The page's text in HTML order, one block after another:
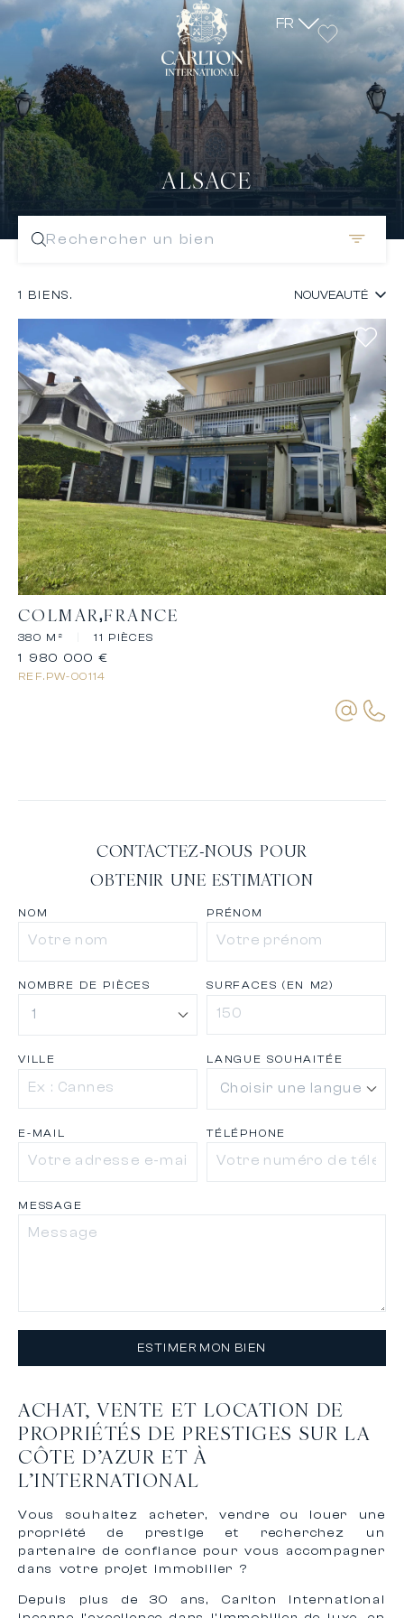
FR
Rechercher un bien
ALSACE
1 BIENS.
COLMAR FRANCE
380 M² 11 PIÈCES
REF. PW-00114
1 980 000 €
CONTACTEZ-NOUS POUR
OBTENIR UNE ESTIMATION
NOM PRÉNOM
NOMBRE DE PIÈCES SURFACES (EN M2)
VILLE LANGUE SOUHAITÉE
E-MAIL TÉLÉPHONE
MESSAGE
ESTIMER MON BIEN
ACHAT, VENTE ET LOCATION DE
PROPRIÉTÉS DE PRESTIGES SUR LA
CÔTE D’AZUR ET À
L’INTERNATIONAL
Vous souhaitez acheter, vendre ou louer une
propriété de prestige et recherchez un
partenaire de confiance pour vous accompagner
dans votre projet immobilier ?
Depuis plus de 30 ans, Carlton International